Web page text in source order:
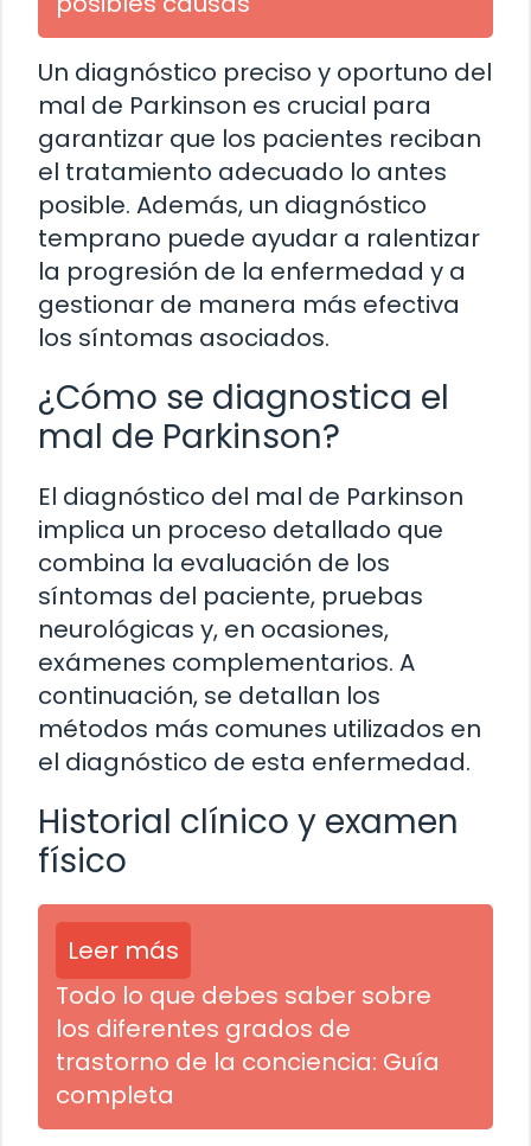
Un diagnóstico preciso y oportuno del
mal de Parkinson es crucial para
garantizar que los pacientes reciban
el tratamiento adecuado lo antes
posible. Además, un diagnóstico
temprano puede ayudar a ralentizar
la progresión de la enfermedad y a
gestionar de manera más efectiva
los síntomas asociados.
¿Cómo se diagnostica el
mal de Parkinson?
El diagnóstico del mal de Parkinson
implica un proceso detallado que
combina la evaluación de los
síntomas del paciente, pruebas
neurológicas y, en ocasiones,
exámenes complementarios. A
continuación, se detallan los
métodos más comunes utilizados en
el diagnóstico de esta enfermedad.
Historial clínico y examen
físico
Leer más
Todo lo que debes saber sobre
los diferentes grados de
trastorno de la conciencia: Guía
completa